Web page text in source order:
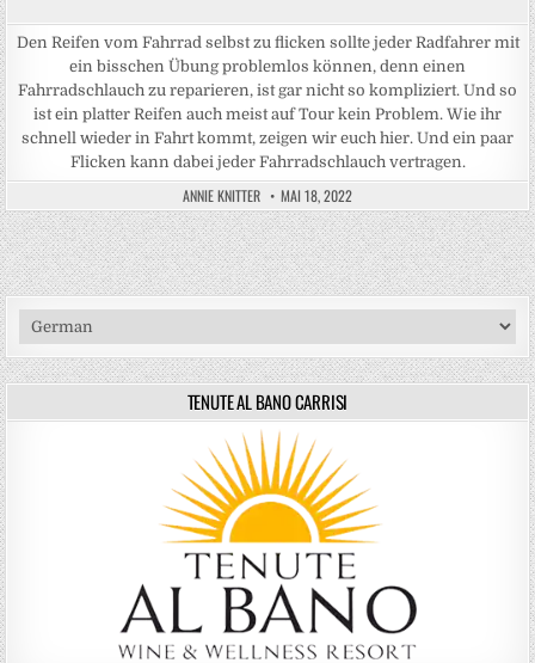
Den Reifen vom Fahrrad selbst zu flicken sollte jeder Radfahrer mit
ein bisschen Übung problemlos können, denn einen
Fahrradschlauch zu reparieren, ist gar nicht so kompliziert. Und so
ist ein platter Reifen auch meist auf Tour kein Problem. Wie ihr
schnell wieder in Fahrt kommt, zeigen wir euch hier. Und ein paar
Flicken kann dabei jeder Fahrradschlauch vertragen.
ANNIE KNITTER MAI 18, 2022
TENUTE AL BANO CARRISI